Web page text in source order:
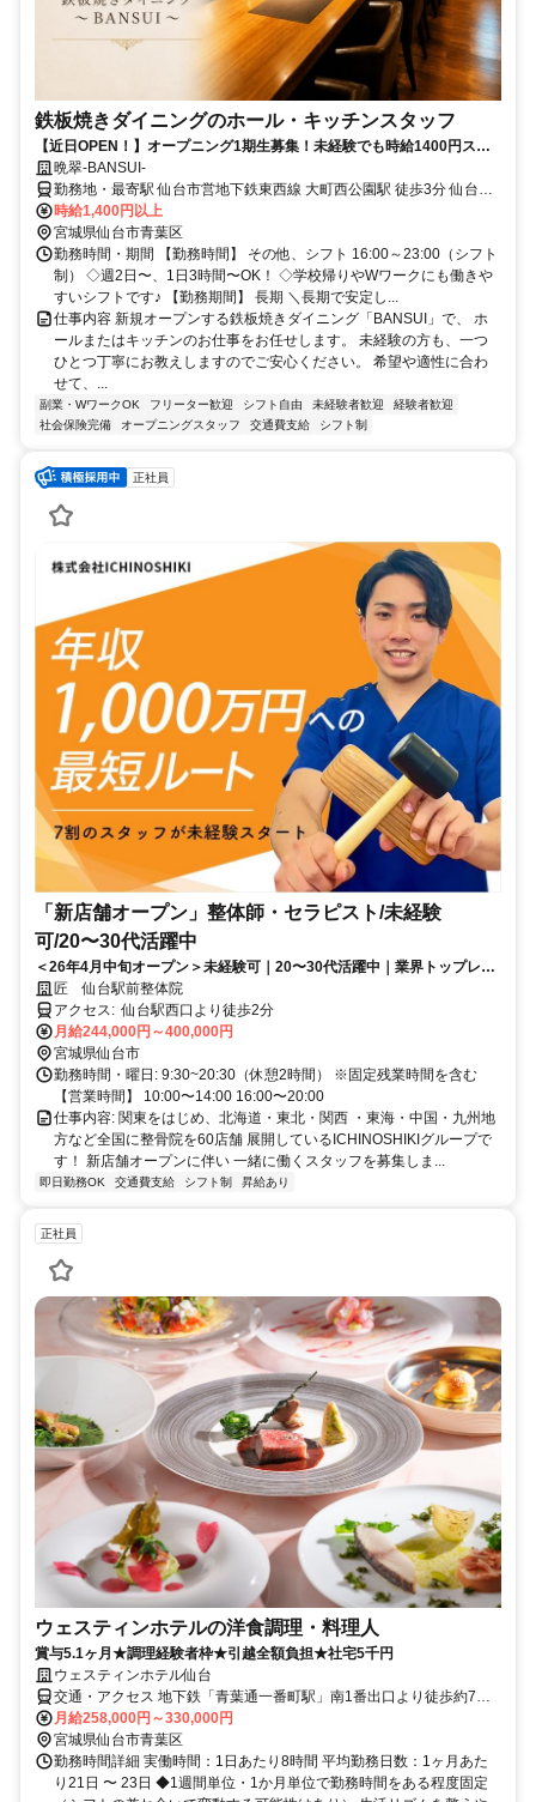
鉄板焼きダイニングのホール・キッチンスタッフ
【近日OPEN！】オープニング1期生募集！未経験でも時給1400円スタ
ート◎みんな一緒のスタートだから安心♪
晩翠-BANSUI-
勤務地・最寄駅 仙台市営地下鉄東西線 大町西公園駅 徒歩3分 仙台市
営地下鉄東西線 青葉通一番町駅 徒歩8分 JR仙山線 仙台駅 徒歩15分
（自転車なら約7分）
時給1,400円以上
宮城県仙台市青葉区
勤務時間・期間 【勤務時間】 その他、シフト 16:00～23:00（シフト
制） ◇週2日〜、1日3時間〜OK！ ◇学校帰りやWワークにも働きや
すいシフトです♪ 【勤務期間】 長期 ＼長期で安定し...
仕事内容 新規オープンする鉄板焼きダイニング「BANSUI」で、 ホ
ールまたはキッチンのお仕事をお任せします。 未経験の方も、一つ
ひとつ丁寧にお教えしますのでご安心ください。 希望や適性に合わ
せて、...
副業・WワークOK フリーター歓迎 シフト自由 未経験者歓迎
経験者歓迎
社会保険完備
オープニングスタッフ 交通費支給 シフト制
正社員
「新店舗オープン」整体師・セラピスト/未経験
可/20〜30代活躍中
＜26年4月中旬オープン＞未経験可｜20〜30代活躍中｜業界トップレベ
ルの給与水準｜初回ボーナス80万円・賞与500万円の支給実績あり
匠 仙台駅前整体院
アクセス: 仙台駅西口より徒歩2分
月給244,000円～400,000円
宮城県仙台市
勤務時間・曜日: 9:30~20:30（休憩2時間） ※固定残業時間を含む
【営業時間】 10:00〜14:00 16:00〜20:00
仕事内容: 関東をはじめ、北海道・東北・関西 ・東海・中国・九州地
方など全国に整骨院を60店舗 展開しているICHINOSHIKIグループで
す！ 新店舗オープンに伴い 一緒に働くスタッフを募集しま...
即日勤務OK 交通費支給 シフト制 昇給あり
正社員
ウェスティンホテルの洋食調理・料理人
賞与5.1ヶ月★調理経験者枠★引越全額負担★社宅5千円
ウェスティンホテル仙台
交通・アクセス 地下鉄「青葉通一番町駅」南1番出口より徒歩約7分
／JR「仙台駅」西口より徒歩約9分
月給258,000円～330,000円
宮城県仙台市青葉区
勤務時間詳細 実働時間：1日あたり8時間 平均勤務日数：1ヶ月あた
り21日 〜 23日 ◆1週間単位・1か月単位で勤務時間をある程度固定